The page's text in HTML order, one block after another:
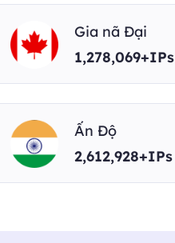
Gia nã Đại
1,278,069+IPs
Ấn Độ
2,612,928+IPs